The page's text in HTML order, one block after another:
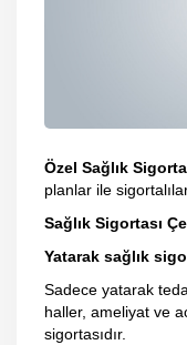
Özel Sağlık
planlar ile
Sağlık Sigortası
Yatarak sağlık
Sadece yatarak
haller, ameliyat ve
sigortasıdır.